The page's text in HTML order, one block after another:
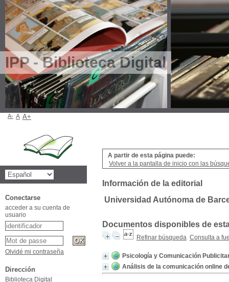
IPP - Biblioteca Digital
A partir de esta página puede:
Volver a la pantalla de inicio con las
Información de la editorial
Universidad Autónoma de
Documentos disponibles de
Refinar búsqueda Consulta a
Psicología y Comunicación
Análisis de la comunicación online
A- A A+
Conectarse
acceder a su cuenta de
usuario
Olvidé mi contraseña
Dirección
Biblioteca Digital